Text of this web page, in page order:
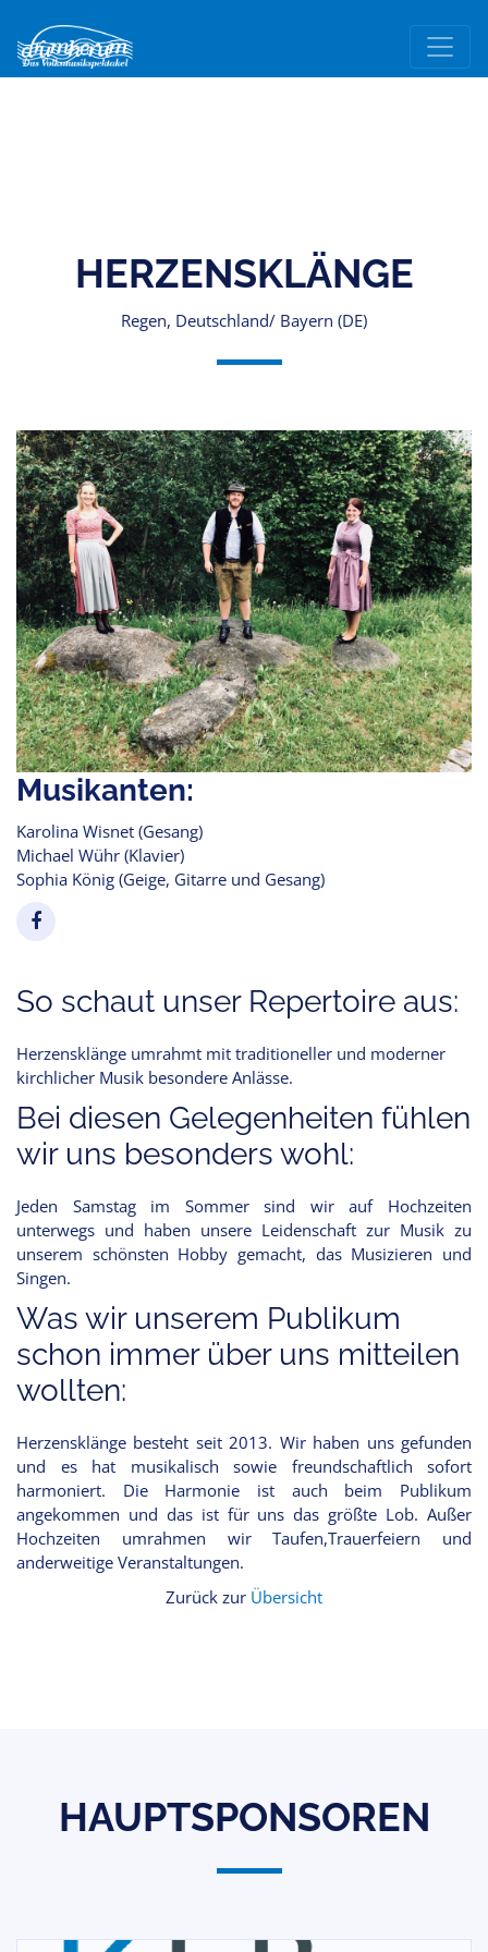
HERZENSKLÄNGE
Regen, Deutschland/ Bayern (DE)
Musikanten:
Karolina Wisnet (Gesang)
Michael Wühr (Klavier)
Sophia König (Geige, Gitarre und Gesang)
So schaut unser Repertoire aus:
Herzensklänge umrahmt mit traditioneller und moderner
kirchlicher Musik besondere Anlässe.
Bei diesen Gelegenheiten fühlen
wir uns besonders wohl:
Jeden Samstag im Sommer sind wir auf Hochzeiten
unterwegs und haben unsere Leidenschaft zur Musik zu
unserem schönsten Hobby gemacht, das Musizieren und
Singen.
Was wir unserem Publikum
schon immer über uns mitteilen
wollten:
Herzensklänge besteht seit 2013. Wir haben uns gefunden
und es hat musikalisch sowie freundschaftlich sofort
harmoniert. Die Harmonie ist auch beim Publikum
angekommen und das ist für uns das größte Lob. Außer
Hochzeiten umrahmen wir Taufen,Trauerfeiern und
anderweitige Veranstaltungen.
Zurück zur Übersicht
HAUPTSPONSOREN